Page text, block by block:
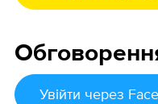
Увійти через